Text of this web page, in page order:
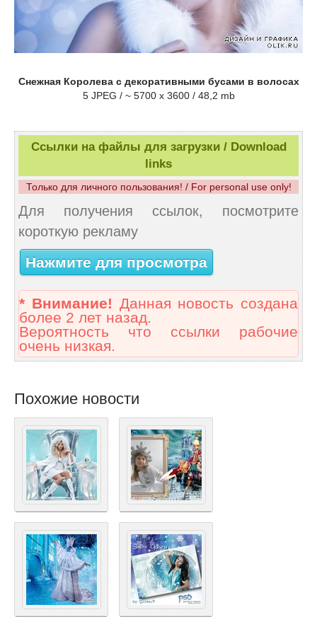
Снежная Королева с декоративными бусами в волосах
5 JPEG / ~ 5700 x 3600 / 48,2 mb
Ссылки на файлы для загрузки / Download
links
Только для личного пользования! / For personal use only!
Для получения ссылок, посмотрите
короткую рекламу
Нажмите для просмотра
* Внимание! Данная новость создана
более 2 лет назад.
Вероятность что ссылки рабочие
очень низкая.
Похожие новости